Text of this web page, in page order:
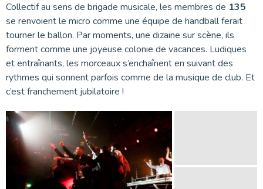
Collectif au sens de brigade musicale, les membres de 135
se renvoient le micro comme une équipe de handball ferait
tourner le ballon. Par moments, une dizaine sur scène, ils
forment comme une joyeuse colonie de vacances. Ludiques
et entraînants, les morceaux s’enchaînent en suivant des
rythmes qui sonnent parfois comme de la musique de club. Et
c’est franchement jubilatoire !